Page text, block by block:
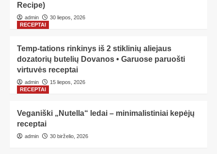
Recipe)
admin
30 liepos, 2026
RECEPTAI
Temp-tations rinkinys iš 2 stiklinių aliejaus
dozatorių butelių Dovanos • Garuose paruošti
virtuvės receptai
admin
15 liepos, 2026
RECEPTAI
Veganiški „Nutella“ ledai – minimalistiniai kepėjų
receptai
admin 30 birželio, 2026